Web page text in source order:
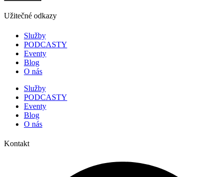
Užitečné odkazy
Služby
PODCASTY
Eventy
Blog
O nás
Služby
PODCASTY
Eventy
Blog
O nás
Kontakt